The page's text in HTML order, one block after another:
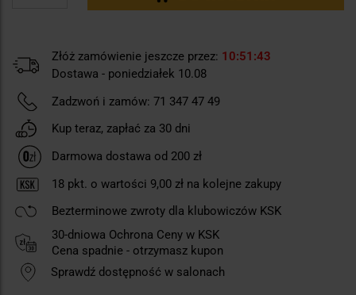
Złóż zamówienie jeszcze przez: 10 51 43
Dostawa - poniedziałek 10.08
Zadzwoń i zamów: 71 347 47 49
Kup teraz, zapłać za 30 dni
Darmowa dostawa od 200 zł
18 pkt. o wartości 9,00 zł na kolejne zakupy
Bezterminowe zwroty dla klubowiczów KSK
30-dniowa Ochrona Ceny w KSK
Cena spadnie - otrzymasz kupon
Sprawdź dostępność w salonach